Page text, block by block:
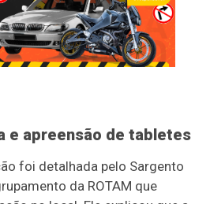
e apreensão de tabletes
foi detalhada pelo Sargento
da ROTAM que